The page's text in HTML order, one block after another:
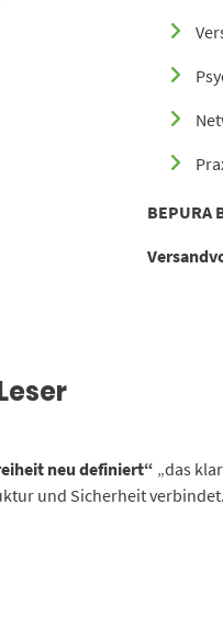
BEPURA
neu definiert“ „das
und Sicherheit verbindet.